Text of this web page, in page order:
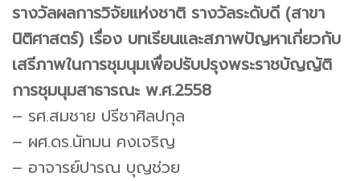
รางวัลผลการวิจัยแห่งชาติ รางวัลระดับดี (สาขา
นิติศาสตร์) เรื่อง บทเรียนและสภาพปัญหาเกี่ยวกับ
เสรีภาพในการชุมนุมเพื่อปรับปรุงพระราชบัญญัติ
การชุมนุมสาธารณะ พ.ศ.2558
– รศ.สมชาย ปรีชาศิลปกุล
– ผศ.ดร.นัทมน คงเจริญ
– อาจารย์ปารณ บุญช่วย